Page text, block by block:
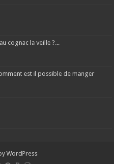
cognac la veille ?...
est il possible de manger
WordPress